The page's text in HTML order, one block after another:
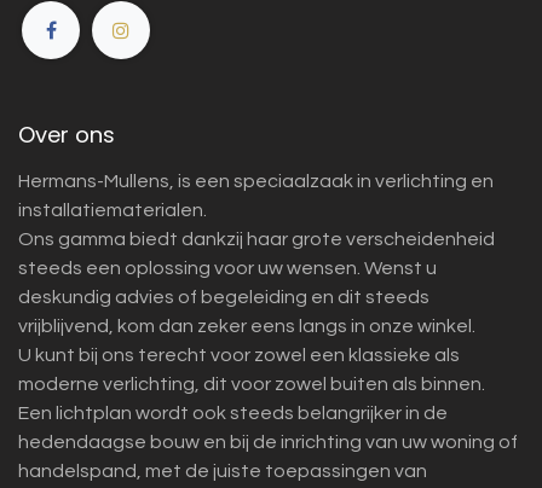
Over ons
Hermans-Mullens, is een speciaalzaak in verlichting en
installatiematerialen.
Ons gamma biedt dankzij haar grote verscheidenheid
steeds een oplossing voor uw wensen. Wenst u
deskundig advies of begeleiding en dit steeds
vrijblijvend, kom dan zeker eens langs in onze winkel.
U kunt bij ons terecht voor zowel een klassieke als
moderne verlichting, dit voor zowel buiten als binnen.
Een lichtplan wordt ook steeds belangrijker in de
hedendaagse bouw en bij de inrichting van uw woning of
handelspand, met de juiste toepassingen van